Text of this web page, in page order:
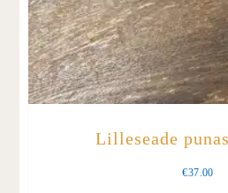
Lilleseade
€37.00